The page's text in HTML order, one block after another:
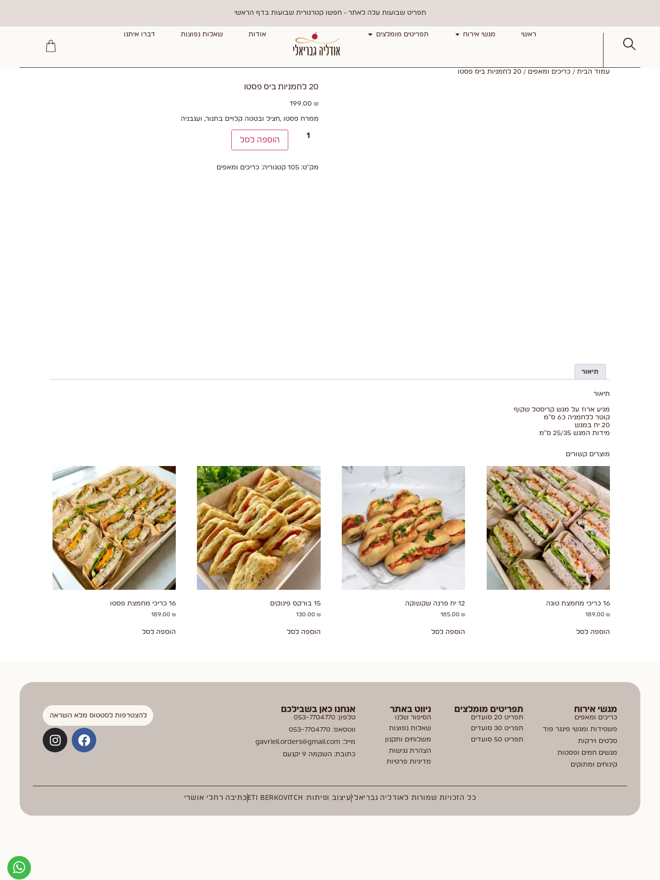
תפריט שבועות עלה לאתר - חפשו קטרגורית שבועות בדף הראשי
ראשי מגשי אירוח תפריטים מומלצים אודות שאלות נפוצות דברו איתנו
עמוד הבית / כריכים ומאפים / 20 לחמניות ביס פסטו
20 לחמניות ביס פסטו
199.00₪
ממרח פסטו ,חציל ובטטה קלויים בתנור, ועגבניה
הוספה לסל
מק"ט: 105 קטגוריה: כריכים ומאפים
תיאור
תיאור
מגיע ארוז על מגש קריסטל שקוף
קוטר ללחמניה כ6 ס"מ
20 יח במגש
מידות המגש 25/35 ס"מ
מוצרים קשורים
16 כריכי מחמצת טונה
189.00 ₪
הוספה לסל
12 יח פרנה שקשוקה
185.00₪
הוספה לסל
15 בורקס פינוקים
130.00 ₪
הוספה לסל
16 כריכי מחמצת פסטו
189.00 ₪
הוספה לסל
מגשי אירוח
כריכים ומאפים
פשטידות ומגשי פינגר פוד
סלטים וירקות
מגשים חמים ופסטות
קינוחים ומתוקים
תפריטים מומלצים
תפריט 20 סועדים
תפריט 30 סועדים
תפריט 50 סועדים
ניווט באתר
הסיפור שלנו
שאלות נפוצות
משלוחים ותקנון
הצהרת נגישות
מדיניות פרטיות
אנחנו כאן בשבילכם
טלפון: 053-7704770
ווטסאפ: 053-7704770
מייל: gavrieli.orders@gmail.com
כתובת: השקמה 9 יקנעם
להצטרפות לסטטוס מלא השראה
כל הזכויות שמורות לאודליה גבריאלי עיצוב ופיתוח: ETI BERKOVITCH כתיבה רחלי אושרי